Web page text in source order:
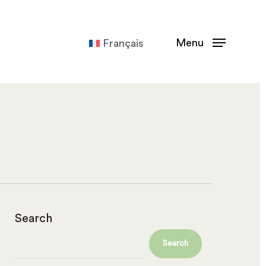
Français Menu
Search
Search